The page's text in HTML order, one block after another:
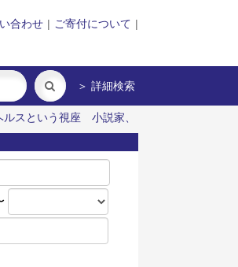
合わせ | ご寄付について |
＞ 詳細検索
ルスという視座
小説家、